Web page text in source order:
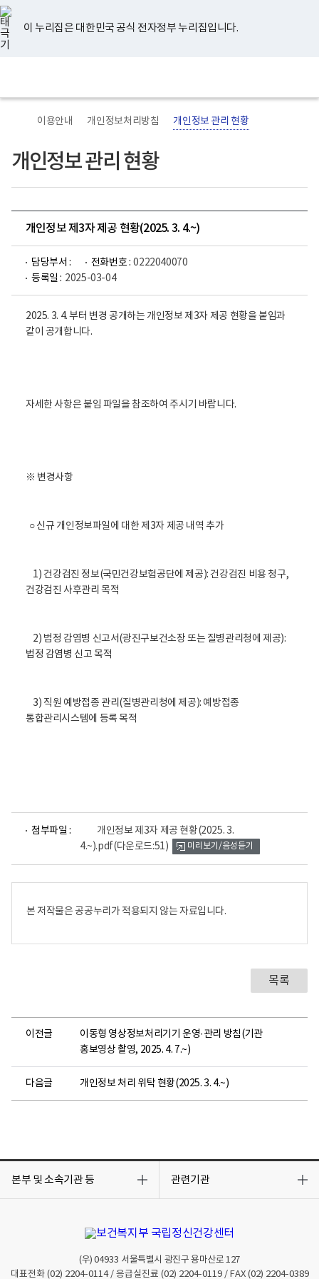
너
비
767px
이
하
이 누리집은 대한민국 공식 전자정부 누리집입니다.
지
검
메
홈
이용안내 개인정보처리방침 개인정보 관리 현황
개인정보 관리 현황
개인정보 제3자 제공 현황(2025. 3. 4.~)
담당부서 : 전화번호 : 0222040070
등록일 : 2025-03-04
2025. 3. 4. 부터 변경 공개하는 개인정보 제3자 제공 현황을 붙임과
같이 공개합니다.
자세한 사항은 붙임 파일을 참조하여 주시기 바랍니다.
※ 변경사항
○ 신규 개인정보파일에 대한 제3자 제공 내역 추가
1) 건강검진 정보(국민건강보험공단에 제공): 건강검진 비용 청구,
건강검진 사후관리 목적
2) 법정 감염병 신고서(광진구보건소장 또는 질병관리청에 제공):
법정 감염병 신고 목적
3) 직원 예방접종 관리(질병관리청에 제공): 예방접종
통합관리시스템에 등록 목적
첨부파일 :
개인정보 제3자 제공 현황(2025. 3.
4.~).pdf(다운로드:51)
어
미리보기/음성듣기
본 저작물은 공공누리가 적용되지 않는 자료입니다.
목록
이전글
이동형 영상정보처리기기 운영·관리 방침(기관
홍보영상 촬영, 2025. 4. 7.~)
다음글 개인정보 처리 위탁 현황(2025. 3. 4.~)
본부 및 소속기관 등
기
관련기관
기
(우)04933 서울특별시 광진구 용마산로 127
대표전화 (02) 2204-0114/ 응급실진료 (02) 2204-0119/ FAX (02) 2204-0389
유
튜
브
페
이
스
북
인
스
타
그
램
블
로
그